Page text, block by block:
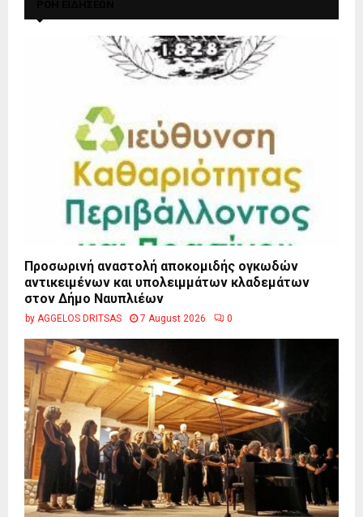
Προσωρινή αναστολή αποκομιδής ογκωδών
αντικειμένων και υπολειμμάτων κλαδεμάτων
στον Δήμο Ναυπλιέων
by AGGELOS DRITSAS 7 August 2026 0